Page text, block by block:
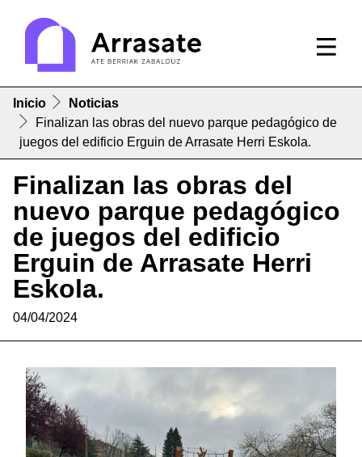
Inicio
Noticias
Finalizan las obras del nuevo parque pedagógico de
juegos del edificio Erguin de Arrasate Herri Eskola.
Finalizan las obras del
nuevo parque pedagógico
de juegos del edificio
Erguin de Arrasate Herri
Eskola.
04/04/2024